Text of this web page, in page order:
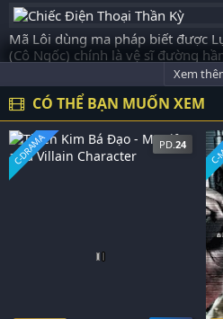
Mã Lôi dùng ma pháp biết được
(Cô Ngốc) chính là vệ sĩ đường
theo Lục Đông Vũ, lợi dụng anh
diệt nàng, sau đó đảo loạn thời
Xem
CÓ THỂ BẠN MUỐN XEM
PD. 24
C-DRAMA